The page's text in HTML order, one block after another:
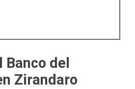
del
Zirandaro